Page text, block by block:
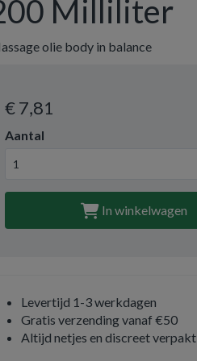
Milliliter
olie body in balance
€ 7,81
Aantal
In winkelwagen
Levertijd 1-3 werkdagen
Gratis verzending vanaf €50
Altijd netjes en discreet verpakt